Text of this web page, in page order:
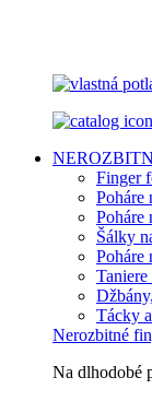
Finger
Poháre
Poháre
Šálky
Poháre
Tácky
Nerozbitné
Na dlhodobé